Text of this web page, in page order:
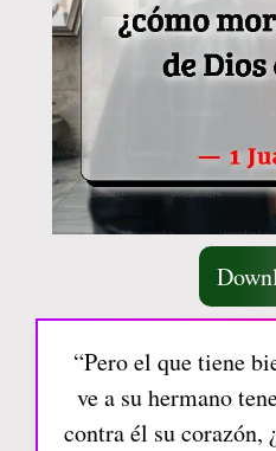
“Pero el que tiene
ve a su hermano
contra él su corazón,